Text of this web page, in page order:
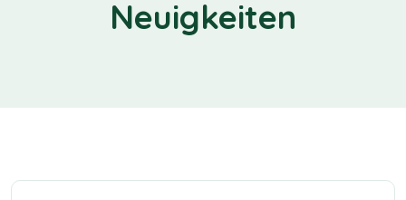
Neuigkeiten